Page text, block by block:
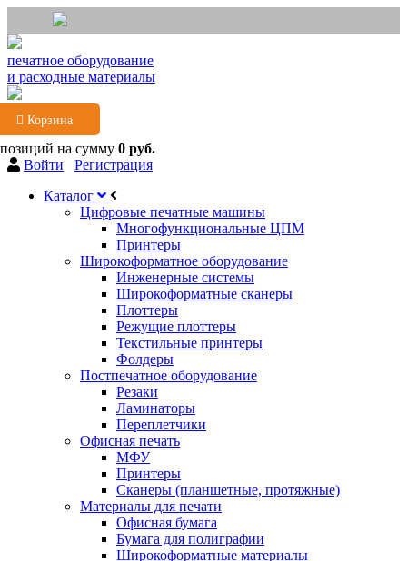
печатное оборудование
и расходные материалы
Корзина
на сумму 0 руб.
Войти
Регистрация
Каталог
Цифровые печатные машины
Многофункциональные ЦПМ
Принтеры
Широкоформатное оборудование
Инженерные системы
Широкоформатные сканеры
Плоттеры
Режущие плоттеры
Текстильные принтеры
Фолдеры
Постпечатное оборудование
Резаки
Ламинаторы
Переплетчики
Офисная печать
МФУ
Принтеры
Сканеры (планшетные, протяжные)
Материалы для печати
Офисная бумага
Бумага для полиграфии
Широкоформатные материалы